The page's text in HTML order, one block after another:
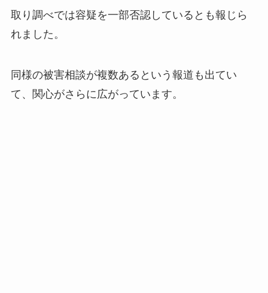
取り調べでは容疑を一部否認しているとも報じら
れました。
同様の被害相談が複数あるという報道も出てい
て、関心がさらに広がっています。